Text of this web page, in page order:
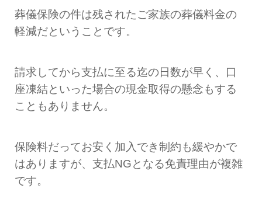
葬儀保険の件は残されたご家族の葬儀料金の
軽減だということです。
請求してから支払に至る迄の日数が早く、口
座凍結といった場合の現金取得の懸念もする
こともありません。
保険料だってお安く加入でき制約も緩やかで
はありますが、支払NGとなる免責理由が複雑
です。